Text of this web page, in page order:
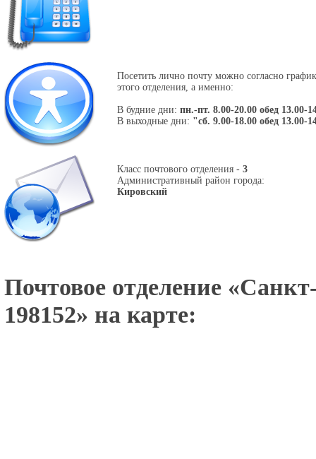
Посетить лично почту можно согласно
этого отделения, а именно:
В будние дни: пн.-пт. 8.00-20.00 обед 13.00-
В выходные дни: "сб. 9.00-18.00 обед 13.00-
Класс почтового отделения - 3
Административный район города:
Кировский
Почтовое отделение «
198152» на карте: